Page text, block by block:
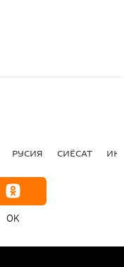
РУСИЯ СИЁСАТ
OK